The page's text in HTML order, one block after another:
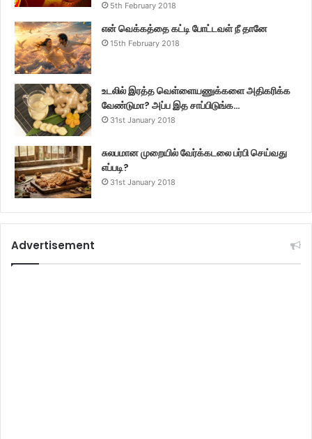
5th February 2018
என் வெக்கத்தை கட்டி போட்டவள் நீ தானே
15th February 2018
உடலில் இரத்த வெள்ளையணுக்களை அதிகரிக்க
வேண்டுமா? அப்ப இத சாப்பிடுங்க…
31st January 2018
சுலபமான முறையில் வேர்க்கடலை பர்பி செய்வது
எப்படி?
31st January 2018
Advertisement